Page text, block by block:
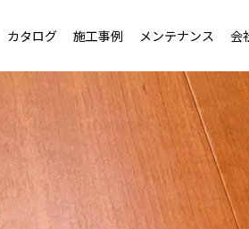
老健施設・幼稚園用フローリン
店舗・ホテル用フローリング
カタログ 施工事例 メンテナンス 会
会社概要・沿革
事業案内